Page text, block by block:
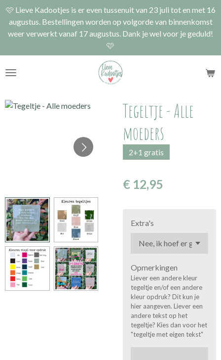
Ga
direct
naar
hoofdinhoud
🩷 Lieve Kadootjes is er even tussenuit van 23 juli tot en met 16
augustus. Bestellingen worden op volgorde van binnenkomst
weer verwerkt vanaf 17 augustus. Dank je wel voor je geduld!
🩷
Tegeltje - Alle
moeders
2+1 gratis
€ 12,95
Extra's
Opmerkingen
Liever een andere kleur
tegeltje en/of een andere
kleur opdruk? Dit kun je
hier aangeven. Liever een
andere tekst op het
tegeltje? Kies dan voor het
"tegeltje met eigen tekst"